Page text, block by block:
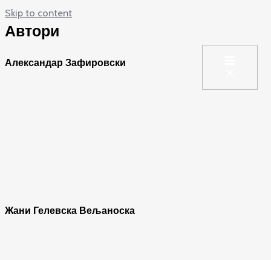
Skip to content
Автори
Александар Зафировски
Жани Гелевска Вељаноска